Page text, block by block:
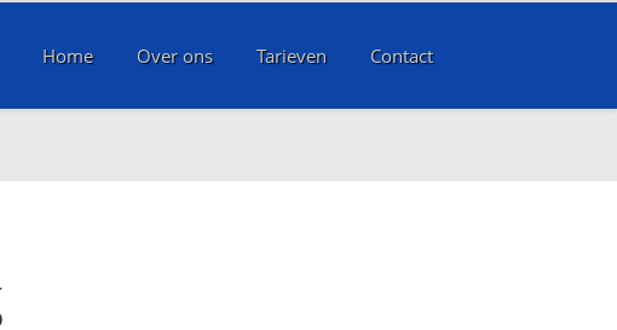
Home Over ons Tarieven Contact